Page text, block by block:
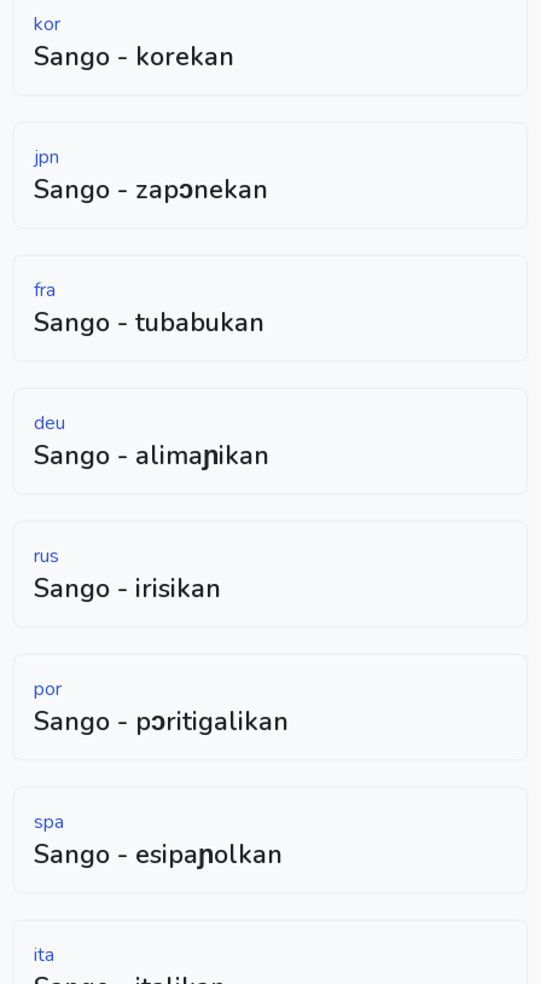
kor
Sango - korekan
jpn
Sango - zapɔnekan
fra
Sango - tubabukan
deu
Sango - alimaɲikan
rus
Sango - irisikan
por
Sango - pɔritigalikan
spa
Sango - esipaɲolkan
ita